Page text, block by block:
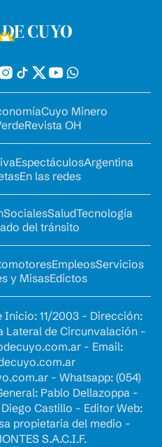
Cuyo Minero
Revista OH
EspectáculosArgentina
En las redes
SocialesSaludTecnología
del tránsito
EmpleosServicios
y MisasEdictos
Inicio: 11/2003 - Dirección:
Lateral de Circunvalación -
- Email:
- Whatsapp: (054)
Pablo Dellazoppa -
Castillo - Editor Web:
propietaria del medio -
S.A.C.I.F.